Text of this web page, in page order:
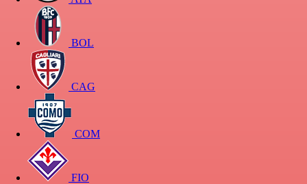
BOL
CAG
COM
FIO